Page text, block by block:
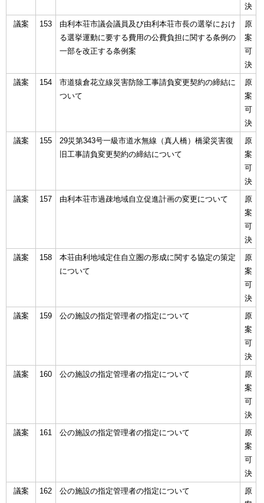
決
議案
153
由利本荘市議会議員及び由利本荘市長の選挙におけ
る選挙運動に要する費用の公費負担に関する条例の
一部を改正する条例案
原
案
可
決
議案
154
市道猿倉花立線災害防除工事請負変更契約の締結に
ついて
原
案
可
決
議案
155
29災第343号一級市道水無線（真人橋）橋梁災害復
旧工事請負変更契約の締結について
原
案
可
決
議案
157 由利本荘市過疎地域自立促進計画の変更について
原
案
可
決
議案
158
本荘由利地域定住自立圏の形成に関する協定の策定
について
原
案
可
決
議案
159 公の施設の指定管理者の指定について
原
案
可
決
議案
160 公の施設の指定管理者の指定について
原
案
可
決
議案
161 公の施設の指定管理者の指定について
原
案
可
決
議案
162 公の施設の指定管理者の指定について
原